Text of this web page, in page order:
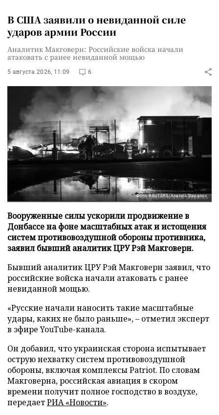
В США заявили о невиданной силе
ударов армии России
Аналитик Макговерн: Российские войска начали
атаковать с ранее невиданной мощью
5 августа 2026, 11:09 6
Фото: REUTERS/Anatolii Stepanov
Вооруженные силы ускорили продвижение в
Донбассе на фоне масштабных атак и истощения
систем противовоздушной обороны противника,
заявил бывший аналитик ЦРУ Рэй Макговерн.
Бывший аналитик ЦРУ Рэй Макговерн заявил, что
российские войска начали атаковать с ранее
невиданной мощью.
«Русские начали наносить такие масштабные
удары, каких не было раньше», – отметил эксперт
в эфире YouTube-канала.
Он добавил, что украинская сторона испытывает
острую нехватку систем противовоздушной
обороны, включая комплексы Patriot. По словам
Макговерна, российская авиация в скором
времени получит полное господство в воздухе,
передаетРИА «Новости».